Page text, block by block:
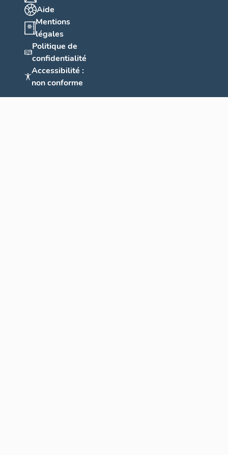
Aide
Mentions
légales
Politique de
confidentialité
Accessibilité :
non conforme